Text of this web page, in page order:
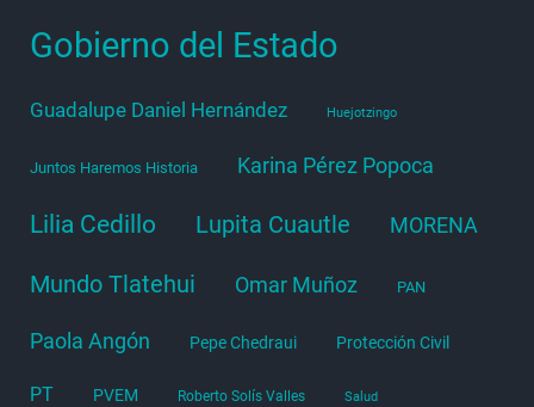
Gobierno del Estado
Guadalupe Daniel Hernández Huejotzingo
Juntos Haremos Historia Karina Pérez Popoca
Lilia Cedillo Lupita Cuautle MORENA
Mundo Tlatehui Omar Muñoz PAN
Paola Angón Pepe Chedraui Protección Civil
PT PVEM Roberto Solís Valles Salud